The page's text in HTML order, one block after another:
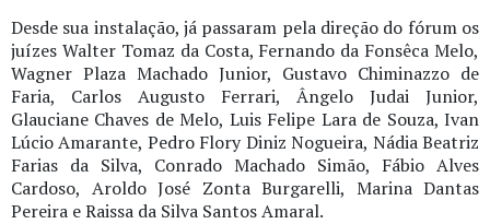
Desde sua instalação, já passaram pela direção do fórum os
juízes Walter Tomaz da Costa, Fernando da Fonsêca Melo,
Wagner Plaza Machado Junior, Gustavo Chiminazzo de
Faria, Carlos Augusto Ferrari, Ângelo Judai Junior,
Glauciane Chaves de Melo, Luis Felipe Lara de Souza, Ivan
Lúcio Amarante, Pedro Flory Diniz Nogueira, Nádia Beatriz
Farias da Silva, Conrado Machado Simão, Fábio Alves
Cardoso, Aroldo José Zonta Burgarelli, Marina Dantas
Pereira e Raissa da Silva Santos Amaral.